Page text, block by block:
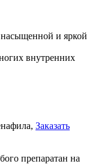
и яркой
внутренних
, Заказать
препаратан на